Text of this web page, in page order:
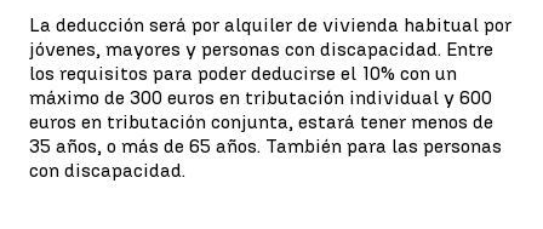
La deducción será por alquiler de vivienda habitual por
jóvenes, mayores y personas con discapacidad. Entre
los requisitos para poder deducirse el 10% con un
máximo de 300 euros en tributación individual y 600
euros en tributación conjunta, estará tener menos de
35 años, o más de 65 años. También para las personas
con discapacidad.